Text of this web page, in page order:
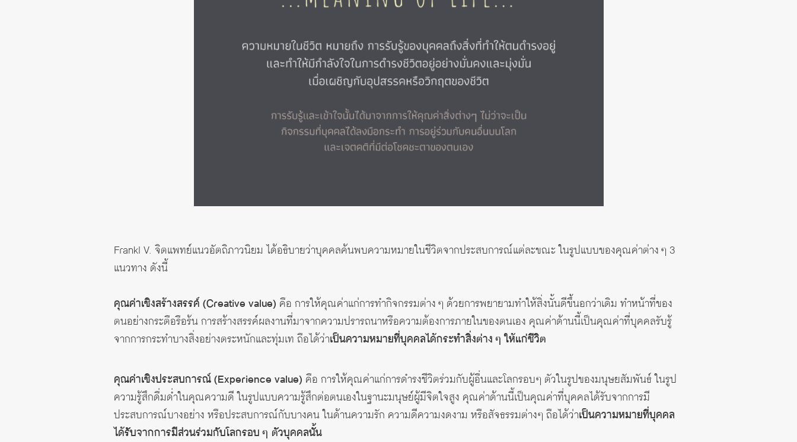
Frankl V. จิตแพทย์แนวอัตถิภาวนิยม ได้อธิบายว่าบุคคลค้นพบความหมายในชีวิตจากประสบการณ์แต่ละขณะ ในรูปแบบของคุณค่าต่าง ๆ 3
แนวทาง ดังนี้
คุณค่าเชิงสร้างสรรค์ (Creative value) คือ การให้คุณค่าแก่การทำกิจกรรมต่าง ๆ ด้วยการพยายามทำให้สิ่งนั้นดีขึ้นอกว่าเดิม ทำหน้าที่ของ
ตนอย่างกระตือรือร้น การสร้างสรรค์ผลงานที่มาจากความปรารถนาหรือความต้องการภายในของตนเอง คุณค่าด้านนี้เป็นคุณค่าที่บุคคลรับรู้
จากการกระทำบางสิ่งอย่างตระหนักและทุ่มเท ถือได้ว่าเป็นความหมายที่บุคคลได้กระทำสิ่งต่าง ๆ ให้แก่ชีวิต
คุณค่าเชิงประสบการณ์(Experience value) คือ การให้คุณค่าแก่การดำรงชีวิตร่วมกับผู้อื่นและโลกรอบๆ ตัวในรูปของมนุษยสัมพันธ์ ในรูป
ความรู้สึกดื่มด่ำในคุณความดี ในรูปแบบความรู้สึกต่อตนเองในฐานะมนุษย์ผู้มีจิตใจสูง คุณค่าด้านนี้เป็นคุณค่าที่บุคคลได้รับจากการมี
ประสบการณ์บางอย่าง หรือประสบการณ์กับบางคน ในด้านความรัก ความดีความงดงาม หรือสัจธรรมต่างๆ ถือได้ว่าเป็นความหมายที่บุคคล
ได้รับจากการมีส่วนร่วมกับโลกรอบ ๆ ตัวบุคคลนั้น